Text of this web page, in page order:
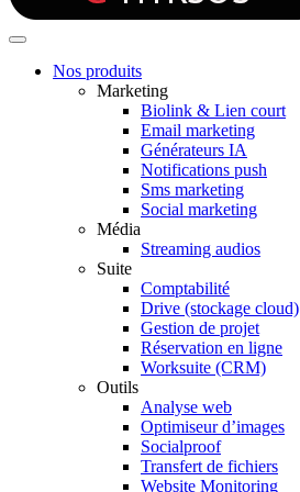
Nos produits
Marketing
Biolink & Lien court
Email marketing
Générateurs IA
Notifications push
Sms marketing
Social marketing
Média
Streaming audios
Suite
Comptabilité
Drive (stockage cloud)
Gestion de projet
Réservation en ligne
Worksuite (CRM)
Outils
Analyse web
Optimiseur d’images
Socialproof
Transfert de fichiers
Website Monitoring